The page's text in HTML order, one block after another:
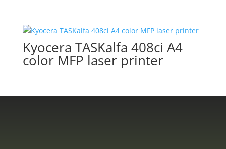
Kyocera TASKalfa 408ci A4
color MFP laser printer